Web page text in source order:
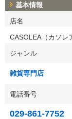
基本情報
店名
CASOLEA（カソレ
ジャンル
雑貨専門店
電話番号
029-861-7752